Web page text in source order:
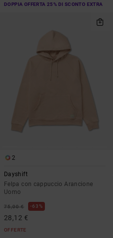
DOPPIA OFFERTA 25% DI SCONTO EXTRA
2
Dayshift
Felpa con cappuccio Arancione
Uomo
75,00 € 63%
28,12 €
OFFERTE